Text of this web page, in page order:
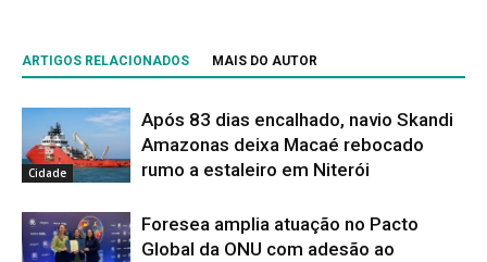
ARTIGOS RELACIONADOS MAIS DO AUTOR
Cidade
Após 83 dias encalhado, navio Skandi
Amazonas deixa Macaé rebocado
rumo a estaleiro em Niterói
Foresea amplia atuação no Pacto
Global da ONU com adesão ao